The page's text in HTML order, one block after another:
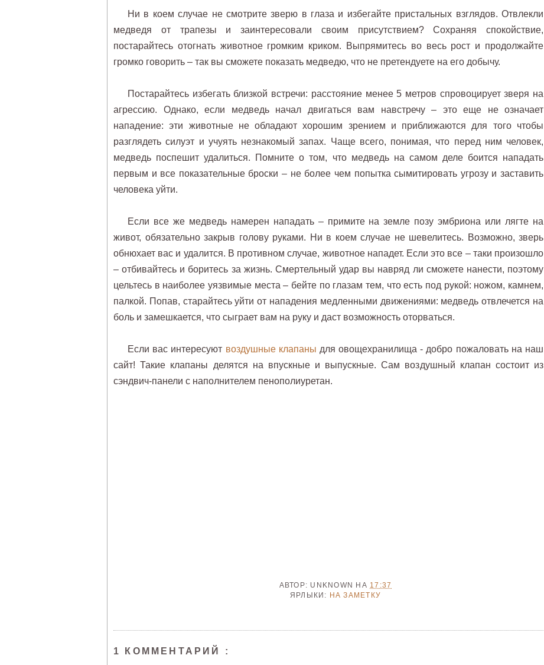
Ни в коем случае не смотрите зверю в глаза и избегайте пристальных взглядов. Отвлекли
медведя от трапезы и заинтересовали своим присутствием? Сохраняя спокойствие,
постарайтесь отогнать животное громким криком. Выпрямитесь во весь рост и продолжайте
громко говорить – так вы сможете показать медведю, что не претендуете на его добычу.
Постарайтесь избегать близкой встречи: расстояние менее 5 метров спровоцирует зверя на
агрессию. Однако, если медведь начал двигаться вам навстречу – это еще не означает
нападение: эти животные не обладают хорошим зрением и приближаются для того чтобы
разглядеть силуэт и учуять незнакомый запах. Чаще всего, понимая, что перед ним человек,
медведь поспешит удалиться. Помните о том, что медведь на самом деле боится нападать
первым и все показательные броски – не более чем попытка сымитировать угрозу и заставить
человека уйти.
Если все же медведь намерен нападать – примите на земле позу эмбриона или лягте на
живот, обязательно закрыв голову руками. Ни в коем случае не шевелитесь. Возможно, зверь
обнюхает вас и удалится. В противном случае, животное нападет. Если это все – таки произошло
– отбивайтесь и боритесь за жизнь. Смертельный удар вы навряд ли сможете нанести, поэтому
цельтесь в наиболее уязвимые места – бейте по глазам тем, что есть под рукой: ножом, камнем,
палкой. Попав, старайтесь уйти от нападения медленными движениями: медведь отвлечется на
боль и замешкается, что сыграет вам на руку и даст возможность оторваться.
Если вас интересуют воздушные клапаны для овощехранилища - добро пожаловать на наш
сайт! Такие клапаны делятся на впускные и выпускные. Сам воздушный клапан состоит из
сэндвич-панели с наполнителем пенополиуретан.
АВТОР: UNKNOWN НА 17:37
ЯРЛЫКИ: НА ЗАМЕТКУ
1 КОММЕНТАРИЙ :